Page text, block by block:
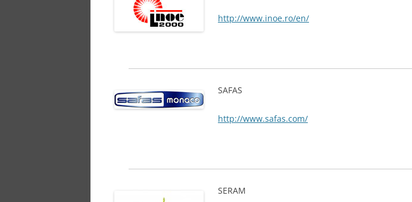
http://www.inoe.ro/en/
SAFAS
http://www.safas.com/
SERAM